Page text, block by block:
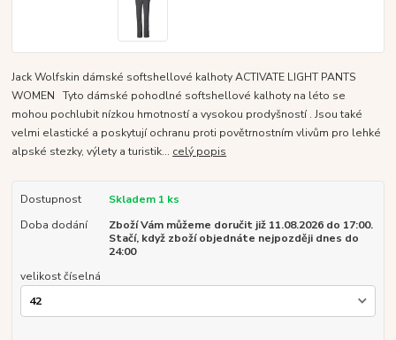
Jack Wolfskin dámské softshellové kalhoty ACTIVATE LIGHT PANTS
WOMEN Tyto dámské pohodlné softshellové kalhoty na léto se
mohou pochlubit nízkou hmotností a vysokou prodyšností . Jsou také
velmi elastické a poskytují ochranu proti povětrnostním vlivům pro lehké
alpské stezky, výlety a turistik... celý popis
Dostupnost
Skladem 1 ks
Doba dodání
Zboží Vám můžeme doručit již 11.08.2026 do 17:00.
Stačí, když zboží objednáte nejpozději dnes do
24:00
velikost číselná